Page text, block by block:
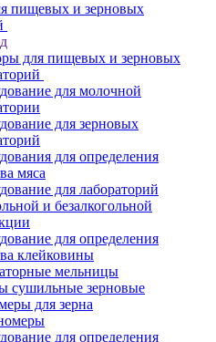
пищевых и зерновых
для пищевых и зерновых
для молочной
для зерновых
для определения
мяса
для лабораторий
и безалкогольной
для определения
клейковины
мельницы
сушильные зерновые
для зерна
для определения